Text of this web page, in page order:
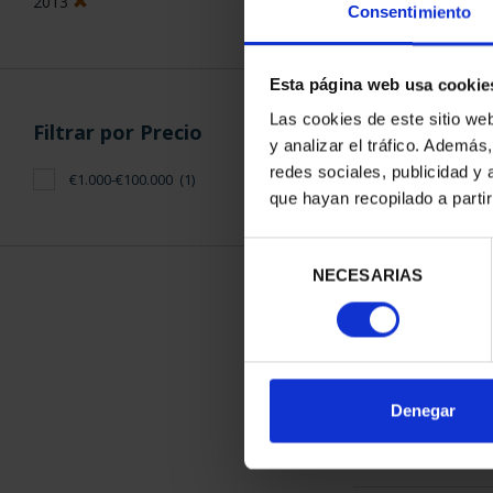
Consentimiento
Esta página web usa
Las cookies de este sitio
y analizar el tráfico.
redes sociales, publicidad y
que hayan recopilado a
consentimiento
NECESARIAS
Denegar
Filtrar por Precio
€1.000-€100.000 (1)
CAPITALES
ORDENAR POR: